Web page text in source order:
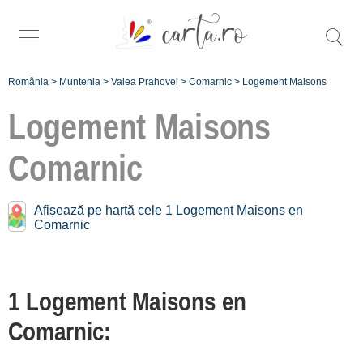
România > Muntenia > Valea Prahovei > Comarnic > Logement Maisons
Logement Maisons
Comarnic
Afișează pe hartă cele 1 Logement Maisons en
Comarnic
1 Logement Maisons en
Comarnic:
Maisons près de
Breaza
[13 offers à 13.7 km]
Bușteni